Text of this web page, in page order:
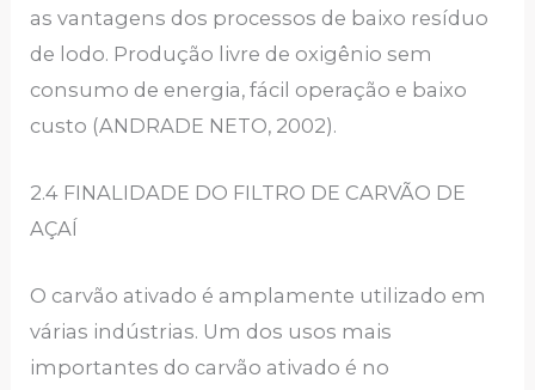
as vantagens dos processos de baixo resíduo
de lodo. Produção livre de oxigênio sem
consumo de energia, fácil operação e baixo
custo (ANDRADE NETO, 2002).
2.4 FINALIDADE DO FILTRO DE CARVÃO DE
AÇAÍ
O carvão ativado é amplamente utilizado em
várias indústrias. Um dos usos mais
importantes do carvão ativado é no